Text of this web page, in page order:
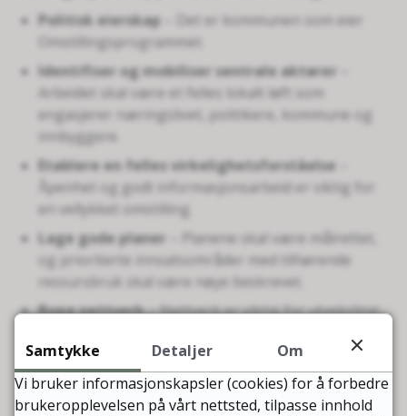
Politisk eierskap – Det er kommunen som eier
Omstillingsprogrammet.
Identifiser og mobiliser sentrale aktører
Arbeidet skal være et felles lokalt løft som
engasjerer næringslivet, politikere, kommune og
innbyggere.
Etablere en felles virkelighetsforståelse
Åpenhet og godt informasjonsarbeid er viktig for
en vellykket omstilling.
Lage gode planer
– Planene skal være målrettet,
og prioriterte innsatsområder med tilhørende
ressursbruk skal være nøye beskrevet.
Bygg nettverk– Nettverk er viktig for utveksling
Kontakt oss
Samtykke Detaljer
Om
Vi bruker informasjonskapsler (cookies) for å forbedre
brukeropplevelsen på vårt nettsted, tilpasse innhold